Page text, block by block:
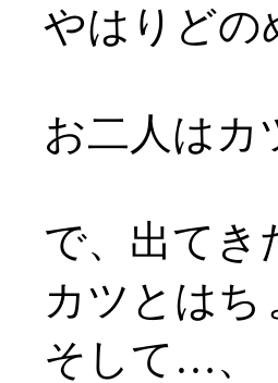
やはりどの
お二人はカ
で、出てき
カツとはち
そして…、